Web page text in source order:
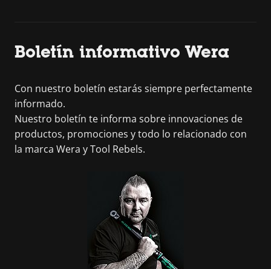
Boletín informativo Wera
Con nuestro boletín estarás siempre perfectamente
informado.
Nuestro boletín te informa sobre innovaciones de
productos, promociones y todo lo relacionado con
la marca Wera y Tool Rebels.